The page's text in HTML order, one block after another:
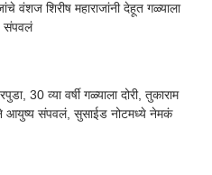
वंशज शिरीष महाराजांनी देहूत गळ्याला
संपवलं
30 व्या वर्षी गळ्याला दोरी, तुकाराम
आयुष्य संपवलं, सुसाईड नोटमध्ये नेमकं